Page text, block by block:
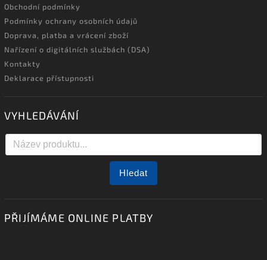
Obchodní podmínky
Podmínky ochrany osobních údajů
Doprava, platba a vrácení zboží
Nařízení o digitálních službách (DSA)
Kontakty
Deklarace přístupnosti
VYHLEDÁVÁNÍ
Hledat
PŘIJÍMÁME ONLINE PLATBY